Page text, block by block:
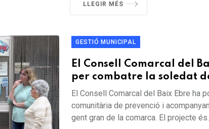
LLEGIR MÉS
GESTIÓ MUNICIPAL
El Consell Comarcal del
per combatre la soledat
El Consell Comarcal del Baix Ebre ha
comunitària de prevenció i
gent gran de la comarca. El projecte